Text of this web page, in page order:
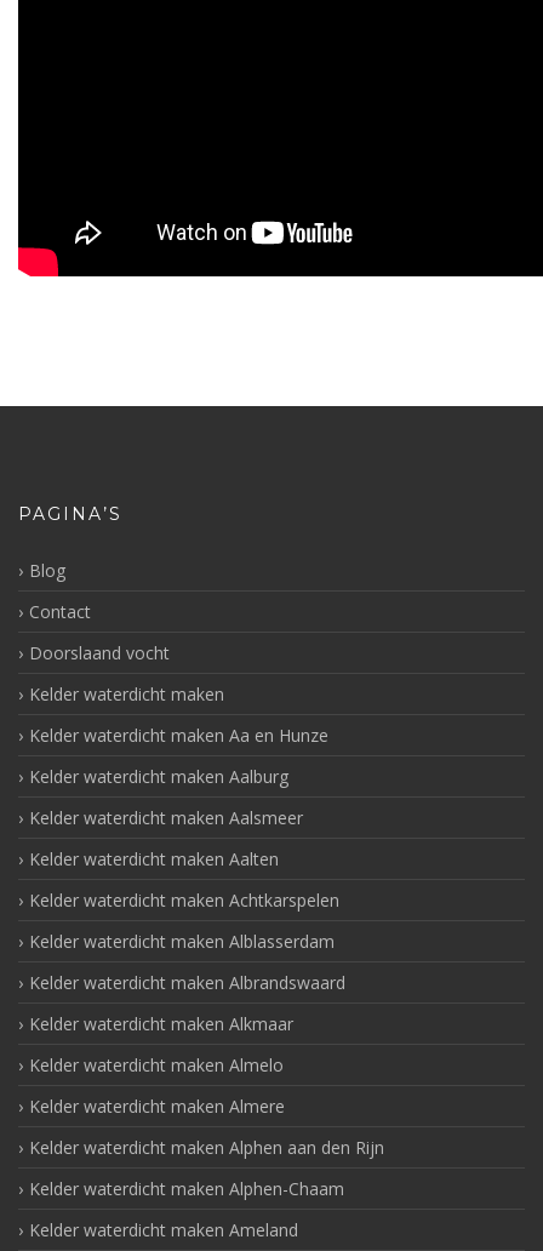
PAGINA’S
Blog
Contact
Doorslaand vocht
Kelder waterdicht maken
Kelder waterdicht maken Aa en Hunze
Kelder waterdicht maken Aalburg
Kelder waterdicht maken Aalsmeer
Kelder waterdicht maken Aalten
Kelder waterdicht maken Achtkarspelen
Kelder waterdicht maken Alblasserdam
Kelder waterdicht maken Albrandswaard
Kelder waterdicht maken Alkmaar
Kelder waterdicht maken Almelo
Kelder waterdicht maken Almere
Kelder waterdicht maken Alphen aan den Rijn
Kelder waterdicht maken Alphen-Chaam
Kelder waterdicht maken Ameland